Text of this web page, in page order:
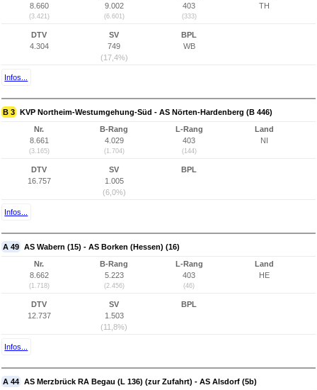
8.660
(3.421)
9.002
(6.601)
403
(333)
TH
DTV
4.304
SV
749
(17,4%)
BPL
WB
Infos...
B 3 KVP Northeim-Westumgehung-Süd - AS Nörten-Hardenberg (B 446)
Nr.
8.661
(3.165)
B-Rang
4.029
(1.704)
L-Rang
403
(144)
Land
NI
DTV
16.757
SV
1.005
(6,0%)
BPL
Infos...
A 49 AS Wabern (15) - AS Borken (Hessen) (16)
Nr.
8.662
(1.718)
B-Rang
5.223
(2.456)
L-Rang
403
(46)
Land
HE
DTV
12.737
SV
1.503
(11,8%)
BPL
Infos...
A 44 AS Merzbrück RA Begau (L 136) (zur Zufahrt) - AS Alsdorf (5b)